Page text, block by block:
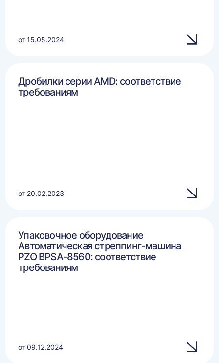
от 15.05.2024
Дробилки серии AMD: соответствие
требованиям
от 20.02.2023
Упаковочное оборудование
Автоматическая стреппинг-машина
PZO BPSA-8560: соответствие
требованиям
от 09.12.2024